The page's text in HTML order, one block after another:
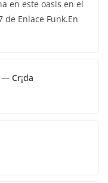
en este oasis en el
Enlace Funk.En
Cr¡da